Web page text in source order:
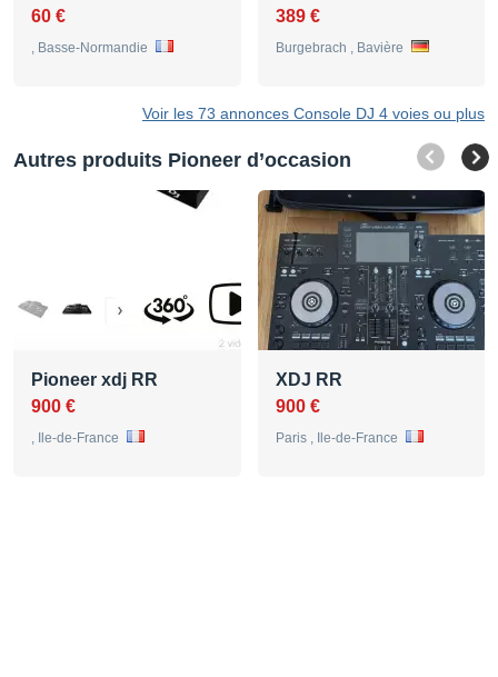
60 €
, Basse-Normandie
389 €
Burgebrach , Bavière
Voir les 73 annonces Console DJ 4 voies ou plus
Autres produits Pioneer d’occasion
Pioneer xdj RR
900 €
, Ile-de-France
XDJ RR
900 €
Paris , Ile-de-France